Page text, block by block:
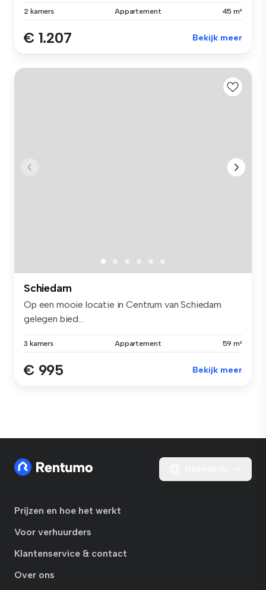
2 kamers Appartement 45 m²
€ 1.207 Bekijk meer
Schiedam
Op een mooie locatie in Centrum van Schiedam
gelegen bied...
3 kamers Appartement 59 m²
€ 995 Bekijk meer
Prijzen en hoe het werkt
Voor verhuurders
Klantenservice & contact
Over ons